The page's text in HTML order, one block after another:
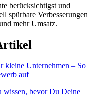
berücksichtigst und
spürbare Verbesserungen
mehr Umsatz.
kleine Unternehmen – So
auf
wissen, bevor Du Deine